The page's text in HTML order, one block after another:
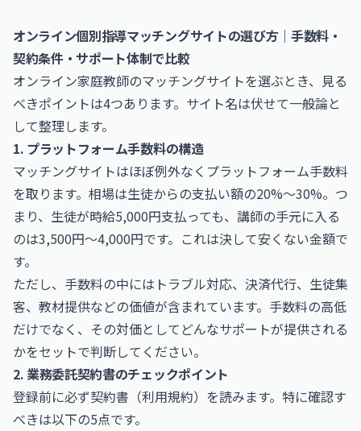
オンライン個別指導マッチングサイトの選び方｜手数料・
契約条件・サポート体制で比較
オンライン家庭教師のマッチングサイトを選ぶとき、見る
べきポイントは4つあります。サイト名は伏せて一般論と
して整理します。
1. プラットフォーム手数料の構造
マッチングサイトはほぼ例外なくプラットフォーム手数料
を取ります。相場は生徒からの支払い額の20%〜30%。つ
まり、生徒が時給5,000円支払っても、講師の手元に入る
のは3,500円〜4,000円です。これは決して安くない金額で
す。
ただし、手数料の中にはトラブル対応、決済代行、生徒集
客、教材提供などの価値が含まれています。手数料の高低
だけでなく、その対価としてどんなサポートが提供される
かをセットで判断してください。
2. 業務委託契約書のチェックポイント
登録前に必ず契約書（利用規約）を読みます。特に確認す
べきは以下の5点です。